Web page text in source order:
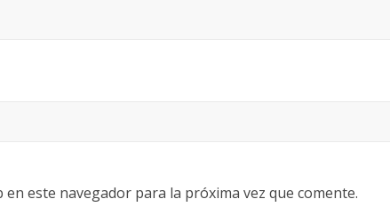
este navegador para la próxima vez que comente.